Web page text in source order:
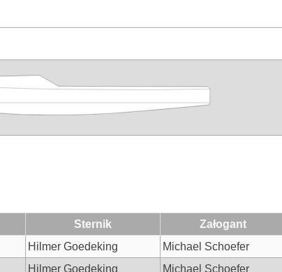
Sternik Załogant
Hilmer Goedeking Michael Schoefer
Hilmer Goedeking Michael Schoefer